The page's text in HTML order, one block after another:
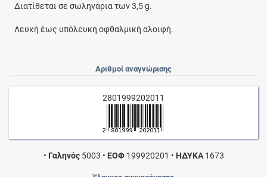
Διατίθεται σε σωληνάρια των 3,5 g.
Λευκή έως υπόλευκη οφθαλμική αλοιφή.
Αριθμοί αναγνώρισης
2801999202011
• Γαληνός5003 • ΕΟΦ199920201 • ΗΔΥΚΑ1673